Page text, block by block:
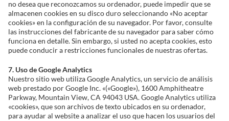
no desea que reconozcamos su ordenador, puede impedir que se
almacenen cookies en su disco duro seleccionando «No aceptar
cookies» en la configuración de su navegador. Por favor, consulte
las instrucciones del fabricante de su navegador para saber cómo
funciona en detalle. Sin embargo, si usted no acepta cookies, esto
puede conducir a restricciones funcionales de nuestras ofertas.
7. Uso de Google Analytics
Nuestro sitio web utiliza Google Analytics, un servicio de análisis
web prestado por Google Inc. «(«Google»), 1600 Amphitheatre
Parkway, Mountain View, CA 94043 USA. Google Analytics utiliza
«cookies», que son archivos de texto ubicados en su ordenador,
para ayudar al website a analizar el uso que hacen los usuarios del